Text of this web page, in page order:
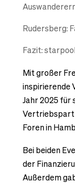
Rudersberg:
Fazit:
Mit großer
inspirierende
Jahr 2025 für
Foren in
Bei beiden
der
Außerdem